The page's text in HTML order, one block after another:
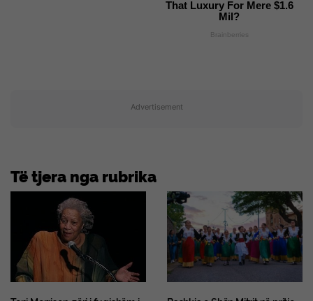
That Luxury For Mere $1.6
Mil?
Brainberries
Advertisement
Të tjera nga rubrika